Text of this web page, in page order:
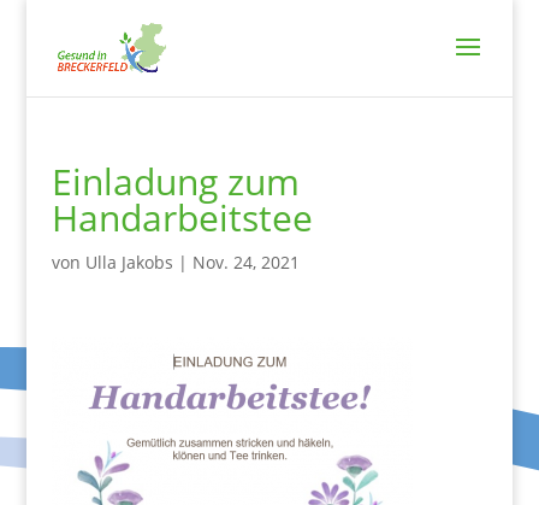
Einladung zum
Handarbeitstee
von Ulla Jakobs | Nov. 24, 2021